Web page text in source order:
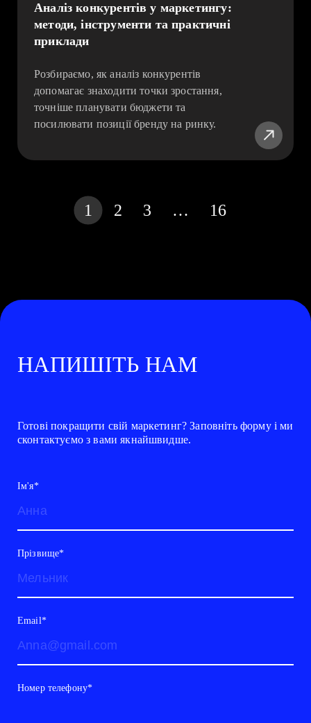
Аналіз конкурентів у маркетингу:
методи, інструменти та практичні
приклади
Розбираємо, як аналіз конкурентів
допомагає знаходити точки зростання,
точніше планувати бюджети та
посилювати позиції бренду на ринку.
1 2 3 … 16
НАПИШІТЬ НАМ
Готові покращити свій маркетинг? Заповніть форму і ми
сконтактуємо з вами якнайшвидше.
Ім'я*
Прізвище*
Email*
Номер телефону*